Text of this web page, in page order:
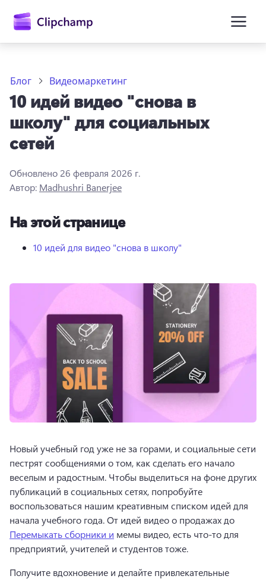
содержимому
Войти
Блог Видеомаркетинг
10 идей видео "снова в
школу" для социальных
сетей
Обновлено 26 февраля 2026 г.
Автор: Madhushri Banerjee
На этой странице
10 идей для видео "снова в школу"
Новый учебный год уже не за горами, и социальные сети
пестрят сообщениями о том, как сделать его начало
веселым и радостным. Чтобы выделиться на фоне других
публикаций в социальных сетях, попробуйте
воспользоваться нашим креативным списком идей для
начала учебного года. От идей видео о продажах до
Перемыкать сборники и мемы видео, есть что-то для
предприятий, учителей и студентов тоже.
Получите вдохновение и делайте привлекательные